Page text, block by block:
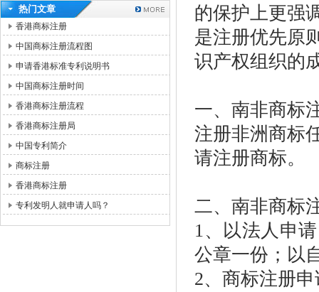
热门文章
香港商标注册
中国商标注册流程图
申请香港标准专利说明书
中国商标注册时间
香港商标注册流程
香港商标注册局
中国专利简介
商标注册
香港商标注册
专利发明人就申请人吗？
的保护上更强
是注册优先原
识产权组织的
一、南非商标
注册非洲商标
请注册商标。
二、南非商标
1、以法人申
公章一份；以
2、商标注册